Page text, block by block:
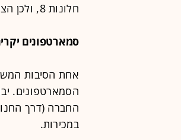
חלונות 8, ולכן הציבור לא מכיר את ווינדוס פון.
סמארטפונים
אחת הסיבות
הסמארטפונים.
החברה (דרך
במכירות.